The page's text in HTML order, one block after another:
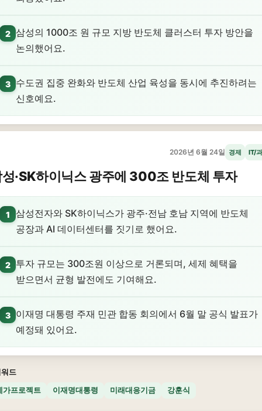
2 삼성의 1000조 원 규모 지방 반도체 클러스터 투자 방안을
논의했어요.
3
수도권 집중 완화와 반도체 산업 육성을 동시에 추진하려는
신호예요.
2026년 6월 24일 경제 IT/
·SK하이닉스 광주에 300조 반도체 투자
1
삼성전자와 SK하이닉스가 광주·전남 호남 지역에 반도체
공장과 AI 데이터센터를 짓기로 했어요.
2
투자 규모는 300조원 이상으로 거론되며, 세제 혜택을
받으면서 균형 발전에도 기여해요.
3
이재명 대통령 주재 민관 합동 회의에서 6월 말 공식 발표가
예정돼 있어요.
드
가프로젝트
이재명대통령 미래대응기금 강훈식